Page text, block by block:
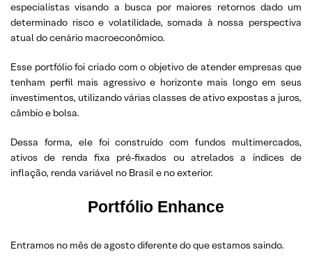
especialistas visando a busca por maiores retornos dado um
determinado risco e volatilidade, somada à nossa perspectiva
atual do cenário macroeconômico.
Esse portfólio foi criado com o objetivo de atender empresas que
tenham perfil mais agressivo e horizonte mais longo em seus
investimentos, utilizando várias classes de ativo expostas a juros,
câmbio e bolsa.
Dessa forma, ele foi construído com fundos multimercados,
ativos de renda fixa pré-fixados ou atrelados a índices de
inflação, renda variável no Brasil e no exterior.
Portfólio Enhance
Entramos no mês de agosto diferente do que estamos saindo.